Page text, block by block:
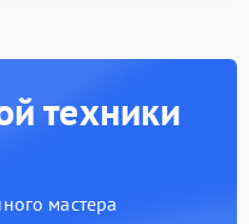
техники
мастера